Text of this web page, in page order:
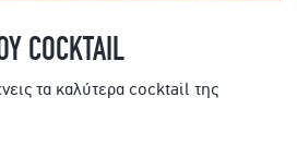
COCKTAIL
τα καλύτερα cocktail της